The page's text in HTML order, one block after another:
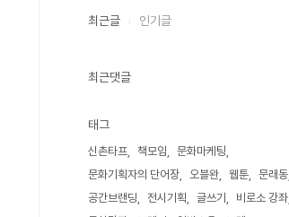
최근글 인기글
최근댓글
태그
신촌타프 책모임
문화마케팅
문화기획자의 단어장
오블완 웹툰
문래동
공간브랜딩
전시기획 글쓰기
비로소 강좌